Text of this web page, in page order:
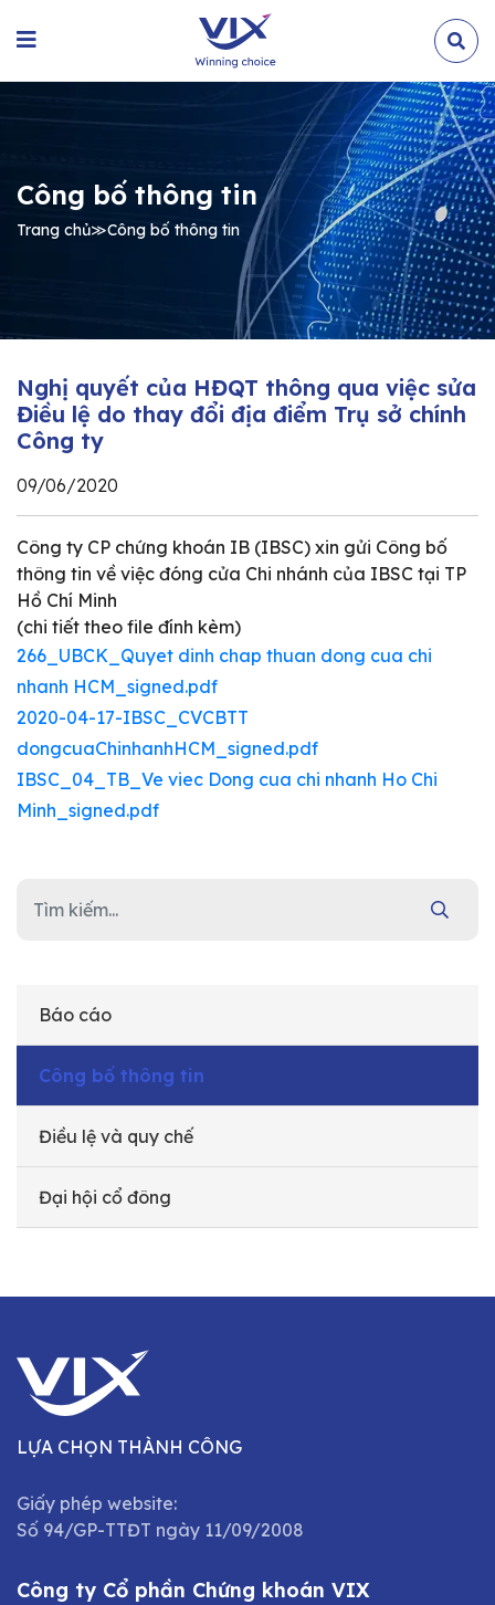
Công bố thông tin
Trang chủ≫Công bố thông tin
Báo cáo
Công bố thông tin
Điều lệ và quy chế
Đại hội cổ đông
Nghị quyết của HĐQT thông qua việc sửa
Điều lệ do thay đổi địa điểm Trụ sở chính
Công ty
09/06/2020
Công ty CP chứng khoán IB (IBSC) xin gửi Công bố
thông tin về việc đóng cửa Chi nhánh của IBSC tại TP
Hồ Chí Minh
(chi tiết theo file đính kèm)
266_UBCK_Quyet dinh chap thuan dong cua chi
nhanh HCM_signed.pdf
2020-04-17-IBSC_CVCBTT
dongcuaChinhanhHCM_signed.pdf
IBSC_04_TB_Ve viec Dong cua chi nhanh Ho Chi
Minh_signed.pdf
LỰA CHỌN THÀNH CÔNG
Giấy phép website:
Số 94/GP-TTĐT ngày 11/09/2008
Công ty Cổ phần Chứng khoán VIX